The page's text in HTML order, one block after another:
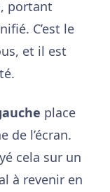
portant
C’est le
et il est
place
de l’écran.
cela sur un
à revenir en